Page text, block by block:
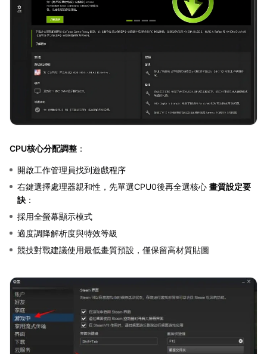
CPU核心分配調整 ：
開啟工作管理員找到遊戲程序
右鍵選擇處理器親和性，先單選CPU0後再全選核心 畫質設定要
訣 ：
採用全螢幕顯示模式
適度調降解析度與特效等級
競技對戰建議使用最低畫質預設，僅保留高材質貼圖